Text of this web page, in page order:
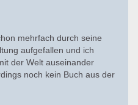
mehrfach durch seine
aufgefallen und ich
der Welt auseinander
noch kein Buch aus der